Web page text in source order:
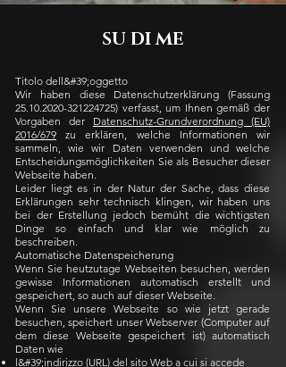
SU DI ME
Titolo dell&#39;oggetto
Wir haben diese Datenschutzerklärung (Fassung
25.10.2020-321224725) verfasst, um Ihnen gemäß der
Vorgaben der Datenschutz-Grundverordnung (EU)
2016/679 zu erklären, welche Informationen wir
sammeln, wie wir Daten verwenden und welche
Entscheidungsmöglichkeiten Sie als Besucher dieser
Webseite haben.
Leider liegt es in der Natur der Sache, dass diese
Erklärungen sehr technisch klingen, wir haben uns
bei der Erstellung jedoch bemüht die wichtigsten
Dinge so einfach und klar wie möglich zu
beschreiben.
Automatische Datenspeicherung
Wenn Sie heutzutage Webseiten besuchen, werden
gewisse Informationen automatisch erstellt und
gespeichert, so auch auf dieser Webseite.
Wenn Sie unsere Webseite so wie jetzt gerade
besuchen, speichert unser Webserver (Computer auf
dem diese Webseite gespeichert ist) automatisch
Daten wie
l&#39;indirizzo (URL) del sito Web a cui si accede